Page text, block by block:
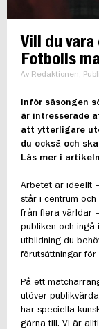
Vill du vara
Fotbolls
Av Redaktionen,
Inför säsongen
är intresserade
att ytterligare
du också och
Läs mer i
Arbetet är ideellt
står i centrum
från flera världar
publiken och ingå
utbildning du
förutsättningar
På ett
utöver
har speciella
gärna till. Vi är